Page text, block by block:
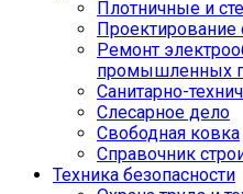
Плотничные и
Проектирование
Ремонт
промышленных
Санитарно-
Слесарное дело
Свободная ковка
Справочник
Техника безопасности